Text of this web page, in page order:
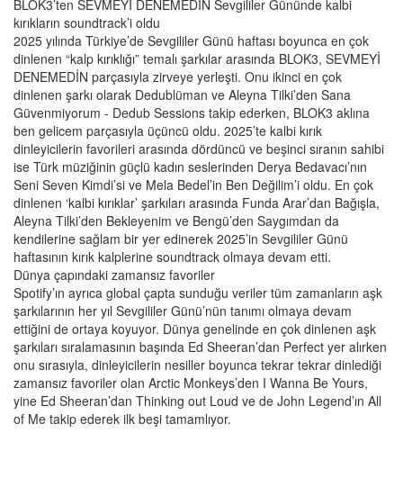
BLOK3’ten SEVMEYİ DENEMEDİN Sevgililer Gününde kalbi
kırıkların soundtrack’i oldu
2025 yılında Türkiye’de Sevgililer Günü haftası boyunca en çok
dinlenen “kalp kırıklığı” temalı şarkılar arasında BLOK3, SEVMEYİ
DENEMEDİN parçasıyla zirveye yerleşti. Onu ikinci en çok
dinlenen şarkı olarak Dedublüman ve Aleyna Tilki’den Sana
Güvenmiyorum - Dedub Sessions takip ederken, BLOK3 aklına
ben gelicem parçasıyla üçüncü oldu. 2025’te kalbi kırık
dinleyicilerin favorileri arasında dördüncü ve beşinci sıranın sahibi
ise Türk müziğinin güçlü kadın seslerinden Derya Bedavacı’nın
Seni Seven Kimdi’si ve Mela Bedel’in Ben Değilim’i oldu. En çok
dinlenen ‘kalbi kırıklar’ şarkıları arasında Funda Arar’dan Bağışla,
Aleyna Tilki’den Bekleyenim ve Bengü’den Saygımdan da
kendilerine sağlam bir yer edinerek 2025’in Sevgililer Günü
haftasının kırık kalplerine soundtrack olmaya devam etti.
Dünya çapındaki zamansız favoriler
Spotify’ın ayrıca global çapta sunduğu veriler tüm zamanların aşk
şarkılarının her yıl Sevgililer Günü’nün tanımı olmaya devam
ettiğini de ortaya koyuyor. Dünya genelinde en çok dinlenen aşk
şarkıları sıralamasının başında Ed Sheeran’dan Perfect yer alırken
onu sırasıyla, dinleyicilerin nesiller boyunca tekrar tekrar dinlediği
zamansız favoriler olan Arctic Monkeys’den I Wanna Be Yours,
yine Ed Sheeran’dan Thinking out Loud ve de John Legend’ın All
of Me takip ederek ilk beşi tamamlıyor.